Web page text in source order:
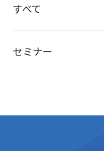
すべて
セミナー